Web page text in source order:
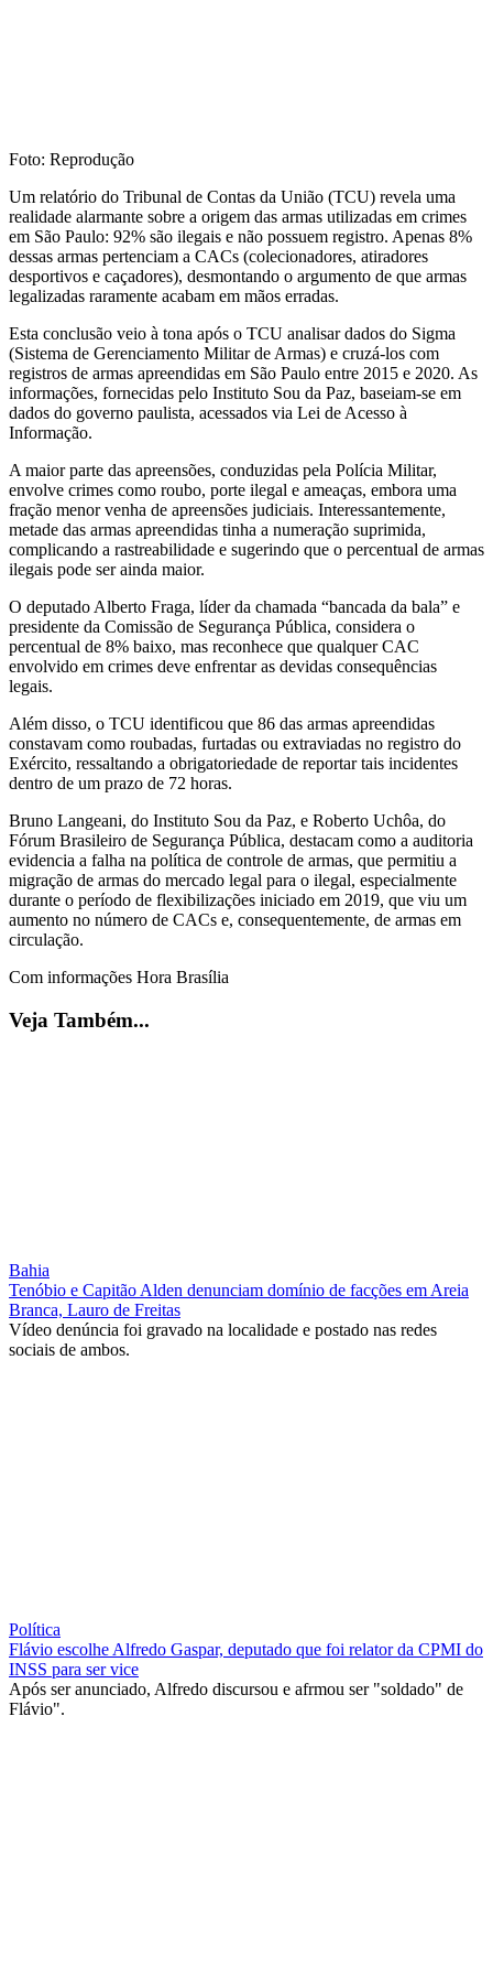
Foto: Reprodução
Um relatório do Tribunal de Contas da União (TCU) revela uma
realidade alarmante sobre a origem das armas utilizadas em crimes
em São Paulo: 92% são ilegais e não possuem registro. Apenas 8%
dessas armas pertenciam a CACs (colecionadores, atiradores
desportivos e caçadores), desmontando o argumento de que armas
legalizadas raramente acabam em mãos erradas.
Esta conclusão veio à tona após o TCU analisar dados do Sigma
(Sistema de Gerenciamento Militar de Armas) e cruzá-los com
registros de armas apreendidas em São Paulo entre 2015 e 2020. As
informações, fornecidas pelo Instituto Sou da Paz, baseiam-se em
dados do governo paulista, acessados via Lei de Acesso à
Informação.
A maior parte das apreensões, conduzidas pela Polícia Militar,
envolve crimes como roubo, porte ilegal e ameaças, embora uma
fração menor venha de apreensões judiciais. Interessantemente,
metade das armas apreendidas tinha a numeração suprimida,
complicando a rastreabilidade e sugerindo que o percentual de armas
ilegais pode ser ainda maior.
O deputado Alberto Fraga, líder da chamada “bancada da bala” e
presidente da Comissão de Segurança Pública, considera o
percentual de 8% baixo, mas reconhece que qualquer CAC
envolvido em crimes deve enfrentar as devidas consequências
legais.
Além disso, o TCU identificou que 86 das armas apreendidas
constavam como roubadas, furtadas ou extraviadas no registro do
Exército, ressaltando a obrigatoriedade de reportar tais incidentes
dentro de um prazo de 72 horas.
Bruno Langeani, do Instituto Sou da Paz, e Roberto Uchôa, do
Fórum Brasileiro de Segurança Pública, destacam como a auditoria
evidencia a falha na política de controle de armas, que permitiu a
migração de armas do mercado legal para o ilegal, especialmente
durante o período de flexibilizações iniciado em 2019, que viu um
aumento no número de CACs e, consequentemente, de armas em
circulação.
Com informações Hora Brasília
Veja Também...
Bahia
Tenóbio e Capitão Alden denunciam domínio de facções em Areia
Branca, Lauro de Freitas
Vídeo denúncia foi gravado na localidade e postado nas redes
sociais de ambos.
Política
Flávio escolhe Alfredo Gaspar, deputado que foi relator da CPMI do
INSS para ser vice
Após ser anunciado, Alfredo discursou e afrmou ser "soldado" de
Flávio".